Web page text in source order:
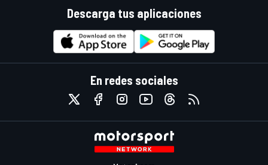
Descarga tus aplicaciones
En redes sociales